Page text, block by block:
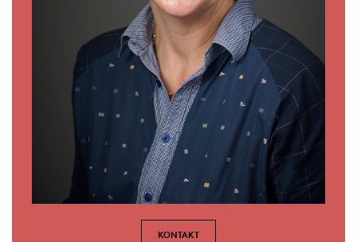
KONTAKT